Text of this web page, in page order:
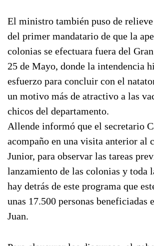
El ministro también puso de
del primer mandatario de que la
colonias se efectuara fuera del
25 de Mayo, donde la intendencia
esfuerzo para concluir con el
un motivo más de atractivo a las
chicos del departamento.
Allende informó que el secretario
acompaño en una visita anterior al
Junior, para observar las tareas
lanzamiento de las colonias y toda
hay detrás de este programa que
unas 17.500 personas beneficiadas
Juan.